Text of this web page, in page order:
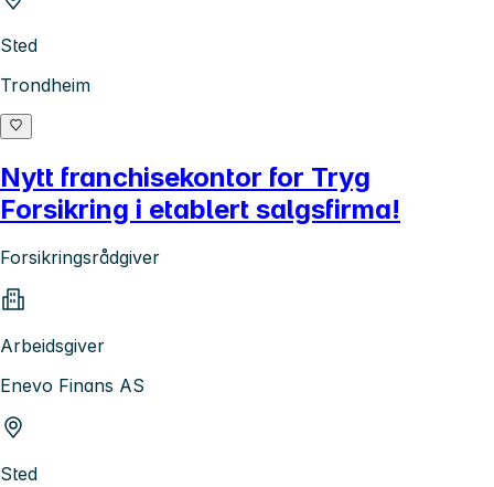
Sted
Trondheim
Nytt franchisekontor for Tryg
Forsikring i etablert salgsfirma!
Forsikringsrådgiver
Arbeidsgiver
Enevo Finans AS
Sted